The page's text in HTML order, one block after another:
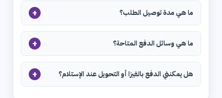
ما هي مدة توصيل الطلب؟ +
ما هي وسائل الدفع المتاحة؟ +
هل يمكنني الدفع بالفيزا أو التحويل عند الإستلام؟ +